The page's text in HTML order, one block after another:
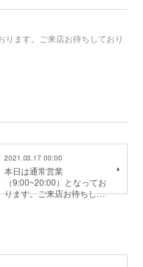
ます。ご来店お待ちしており
2021.03.17 00:00
本日は通常営業
（9:00~20:00）となってお
ります。ご来店お待ちし…